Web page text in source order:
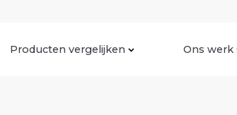
Producten vergelijken Ons werk